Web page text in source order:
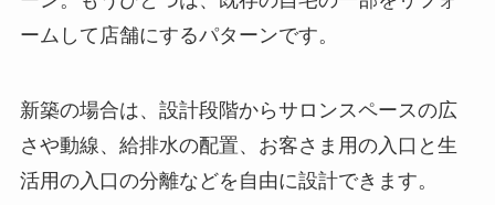
ームして店舗にするパターンです。
新築の場合は、設計段階からサロンスペースの広
さや動線、給排水の配置、お客さま用の入口と生
活用の入口の分離などを自由に設計できます。